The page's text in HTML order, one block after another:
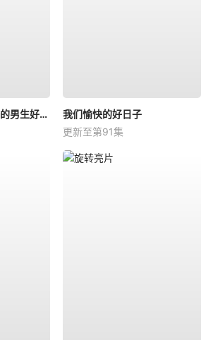
换座位后，发现身后的男生好像喜欢我
我们愉快的好日子
更新至第91集